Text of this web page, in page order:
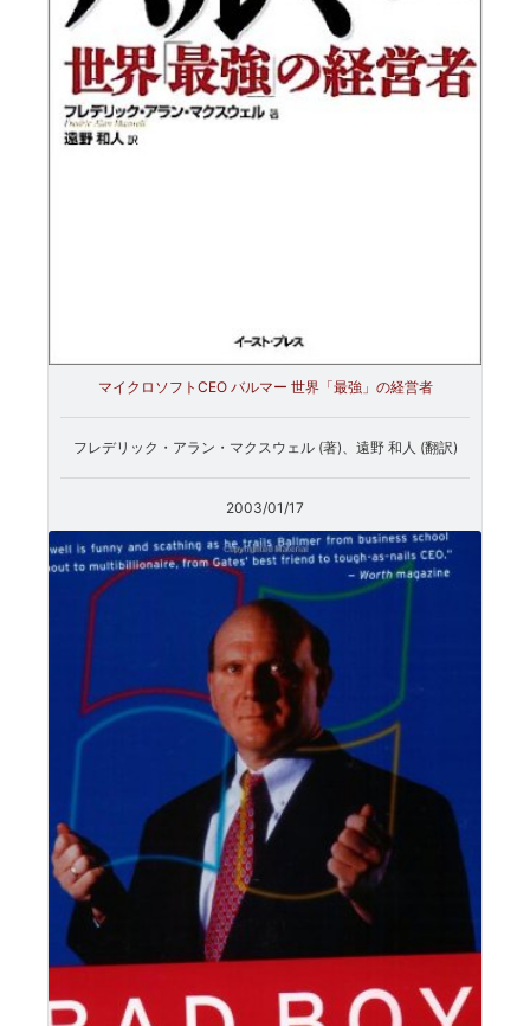
マイクロソフトCEO バルマー 世界「最強」の経営者
フレデリック・アラン・マクスウェル (著)、遠野 和人 (翻訳)
2003/01/17